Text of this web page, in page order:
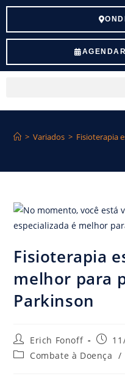
> Variados > Fisioterapia
Fisioterapia
melhor para
Parkinson
Erich Fonoff
Combate à Doença /